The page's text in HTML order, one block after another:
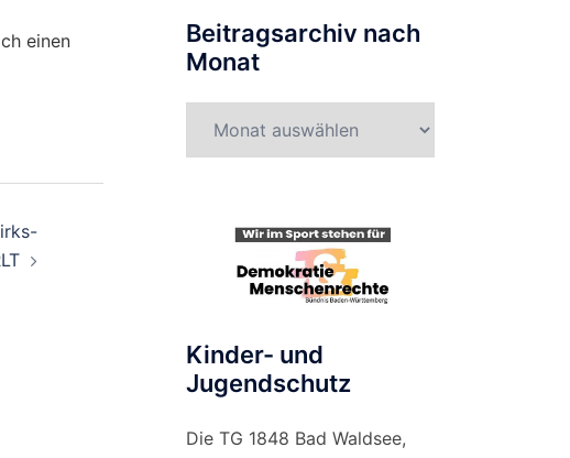
einen
Beitragsarchiv nach
Monat
nach
Kinder- und
Jugendschutz
Die TG 1848 Bad Waldsee,